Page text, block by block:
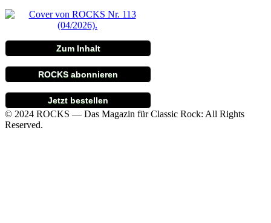
Zum Inhalt
ROCKS abonnieren
Jetzt bestellen
© 2024 ROCKS — Das Magazin für Classic Rock: All Rights
Reserved.